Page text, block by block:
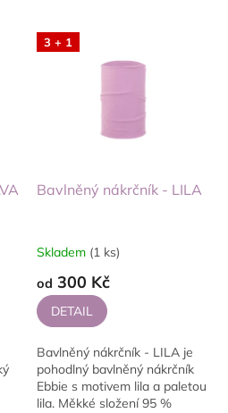
3 + 1
Bavlněný nákrčník - LILA
Skladem (1 ks)
od 300 Kč
DETAIL
Bavlněný nákrčník - LILA je
pohodlný bavlněný nákrčník
Ebbie s motivem lila a paletou
lila. Měkké složení 95 %